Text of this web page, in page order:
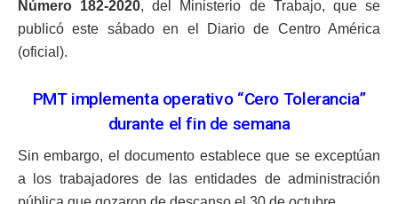
Número 182-2020, del Ministerio de Trabajo, que se
publicó este sábado en el Diario de Centro América
(oficial).
PMT implementa operativo “Cero Tolerancia”
durante el fin de semana
Sin embargo, el documento establece que se exceptúan
a los trabajadores de las entidades de administración